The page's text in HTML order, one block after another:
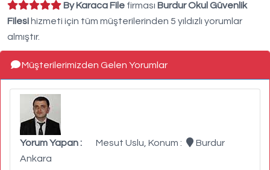
By Karaca File firması Burdur Okul Güvenlik
Filesi hizmeti için tüm müşterilerinden 5 yıldızlı yorumlar
almıştır.
Müşterilerimizden Gelen Yorumlar
Yorum Yapan : Mesut Uslu, Konum :
Burdur
Ankara